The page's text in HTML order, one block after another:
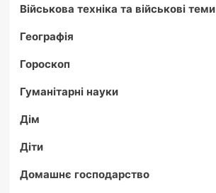
Військова техніка та військові теми
Географія
Гороскоп
Гуманітарні науки
Дім
Діти
Домашнє господарство